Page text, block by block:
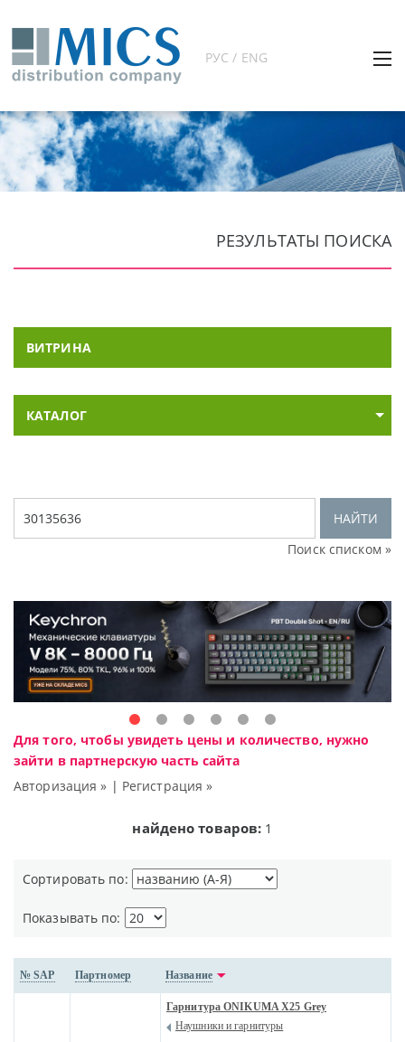
РУС / ENG
РЕЗУЛЬТАТЫ ПОИСКА
ВИТРИНА
КАТАЛОГ
НАЙТИ
Поиск списком »
Для того, чтобы увидеть цены и количество, нужно
зайти в партнерскую часть сайта
Авторизация » | Регистрация »
найдено товаров: 1
Сортировать по:
Показывать по:
№ SAP Партномер Название
Гарнитура ONIKUMA X25 Grey
Наушники и гарнитуры